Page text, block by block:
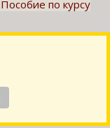
по курсу